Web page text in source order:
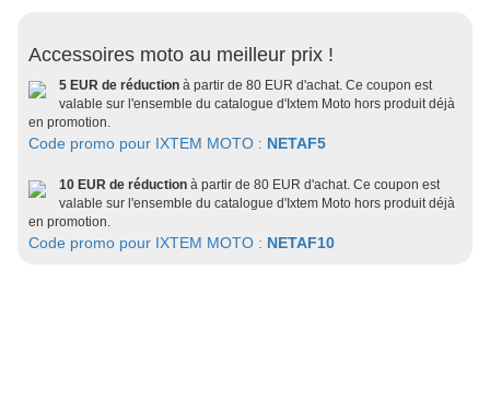
Accessoires moto au meilleur prix !
5 EUR de réduction à partir de 80 EUR d'achat. Ce coupon est
valable sur l'ensemble du catalogue d'Ixtem Moto hors produit déjà
en promotion.
Code promo pour IXTEM MOTO : NETAF5
10 EUR de réduction à partir de 80 EUR d'achat. Ce coupon est
valable sur l'ensemble du catalogue d'Ixtem Moto hors produit déjà
en promotion.
Code promo pour IXTEM MOTO : NETAF10